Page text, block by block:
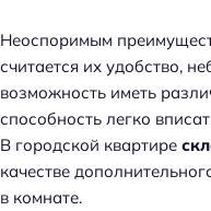
р
а
Неоспоримым
считается их удобство,
возможность иметь
способность легко
В городской квартире
качестве
в комнате.